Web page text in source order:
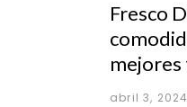
Fresco
mejores
abril 3, 2024